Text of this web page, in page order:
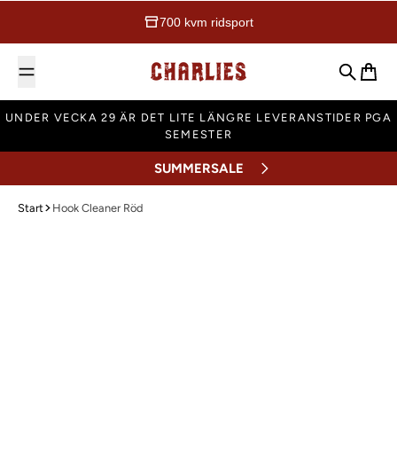
700 kvm ridsport
Charlies Ridsport
Sök
UNDER VECKA 29 ÄR DET LITE LÄNGRE LEVERANSTIDER PGA
SEMESTER
SUMMERSALE
Start Hook Cleaner Röd